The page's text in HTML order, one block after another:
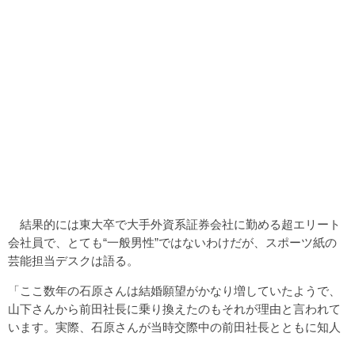
結果的には東大卒で大手外資系証券会社に勤める超エリート
会社員で、とても“一般男性”ではないわけだが、スポーツ紙の
芸能担当デスクは語る。
「ここ数年の石原さんは結婚願望がかなり増していたようで、
山下さんから前田社長に乗り換えたのもそれが理由と言われて
います。実際、石原さんが当時交際中の前田社長とともに知人